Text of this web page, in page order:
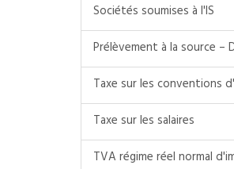
Sociétés soumises à l'IS
Prélèvement à la source –
Taxe sur les conventions
Taxe sur les salaires
TVA régime réel normal